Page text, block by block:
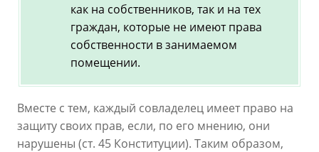
как на собственников, так и на тех
граждан, которые не имеют права
собственности в занимаемом
помещении.
Вместе с тем, каждый совладелец имеет право на
защиту своих прав, если, по его мнению, они
нарушены (ст. 45 Конституции). Таким образом,